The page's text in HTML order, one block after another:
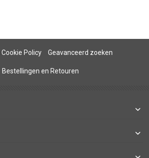
Cookie Policy Geavanceerd zoeken
Bestellingen en Retouren